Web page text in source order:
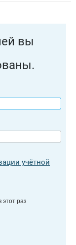
вы
учётной
раз